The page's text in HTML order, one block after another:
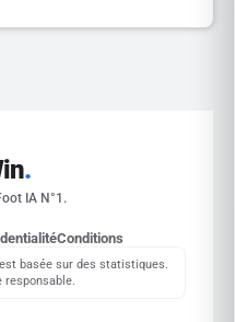
.
IA N°1.
Conditions
basée sur des statistiques.
responsable.